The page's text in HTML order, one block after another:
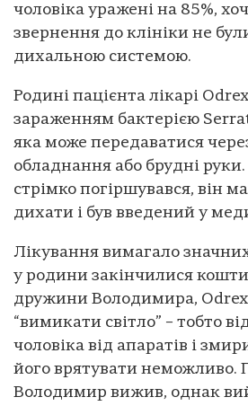
чоловіка уражені на 85%,
звернення до клініки не
дихальною системою.
Родині пацієнта лікарі
зараженням бактерією
яка може передаватися
обладнання або брудні
стрімко погіршувався, він
дихати і був введений у
Лікування вимагало
у родини закінчилися
дружини Володимира,
“вимикати світло” – тобто
чоловіка від апаратів і
його врятувати неможливо.
Володимир вижив, однак